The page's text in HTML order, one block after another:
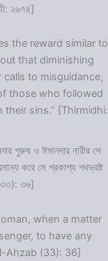
২৬৭৪]
the reward similar to
that diminishing
to misguidance,
those who followed
sins.” [Thirmidhi:
পুরুষ ও ঈমানদার নারীর সে
করে সে প্রকাশ্য পথভ্রষ্ট
৩৬]
when a matter
to have any
Ahzab (33): 36]